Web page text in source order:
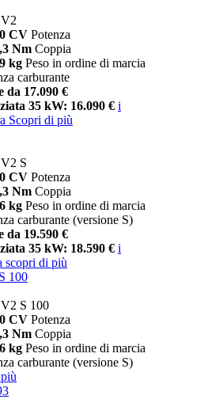
CV Potenza
Nm Coppia
kg Peso in ordine di marcia
carburante
da 17.090 €
35 kW: 16.090 € i
Scopri di più
S
CV Potenza
Nm Coppia
kg Peso in ordine di marcia
carburante (versione S)
da 19.590 €
35 kW: 18.590 € i
scopri di più
100
S 100
CV Potenza
Nm Coppia
kg Peso in ordine di marcia
carburante (versione S)